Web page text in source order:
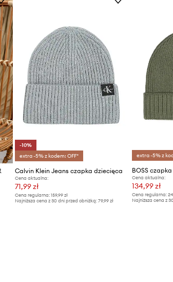
-10%
extra -5% z kodem: OFF*
Calvin Klein Jeans czapka dziecięca
Cena aktualna:
71,99 zł
Cena regularna: 159,99 zł
Najniższa cena z 30 dni przed obniżką: 79,99 zł
extra -5% z
BOSS
Cena aktualna:
134,99 zł
Cena regularna:
Najniższa cena z